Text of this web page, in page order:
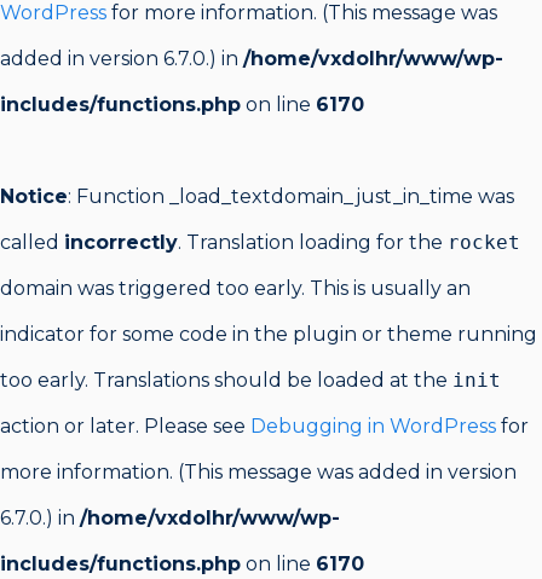
WordPress for more information. (This message was
added in version 6.7.0.) in /home/vxdolhr/www/wp-
includes/functions.php on line 6170
Notice: Function _load_textdomain_just_in_time was
called incorrectly. Translation loading for the rocket
domain was triggered too early. This is usually an
indicator for some code in the plugin or theme running
too early. Translations should be loaded at the init
action or later. Please see Debugging in WordPress for
more information. (This message was added in version
6.7.0.) in /home/vxdolhr/www/wp-
includes/functions.php on line 6170